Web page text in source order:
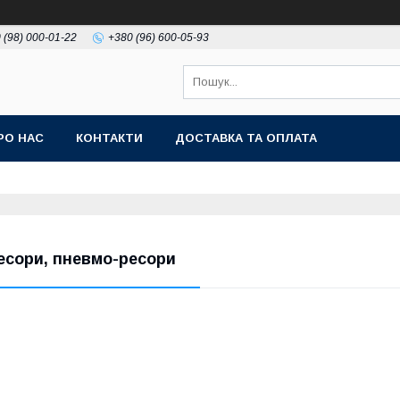
(98) 000-01-22 +380 (96) 600-05-93
НАС КОНТАКТИ ДОСТАВКА ТА ОПЛАТА
пневмо-ресори